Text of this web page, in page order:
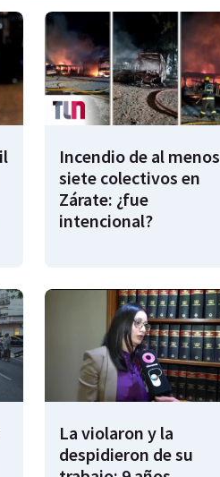
Incendio de al menos
siete colectivos en
Zárate: ¿fue
intencional?
La violaron y la
despidieron de su